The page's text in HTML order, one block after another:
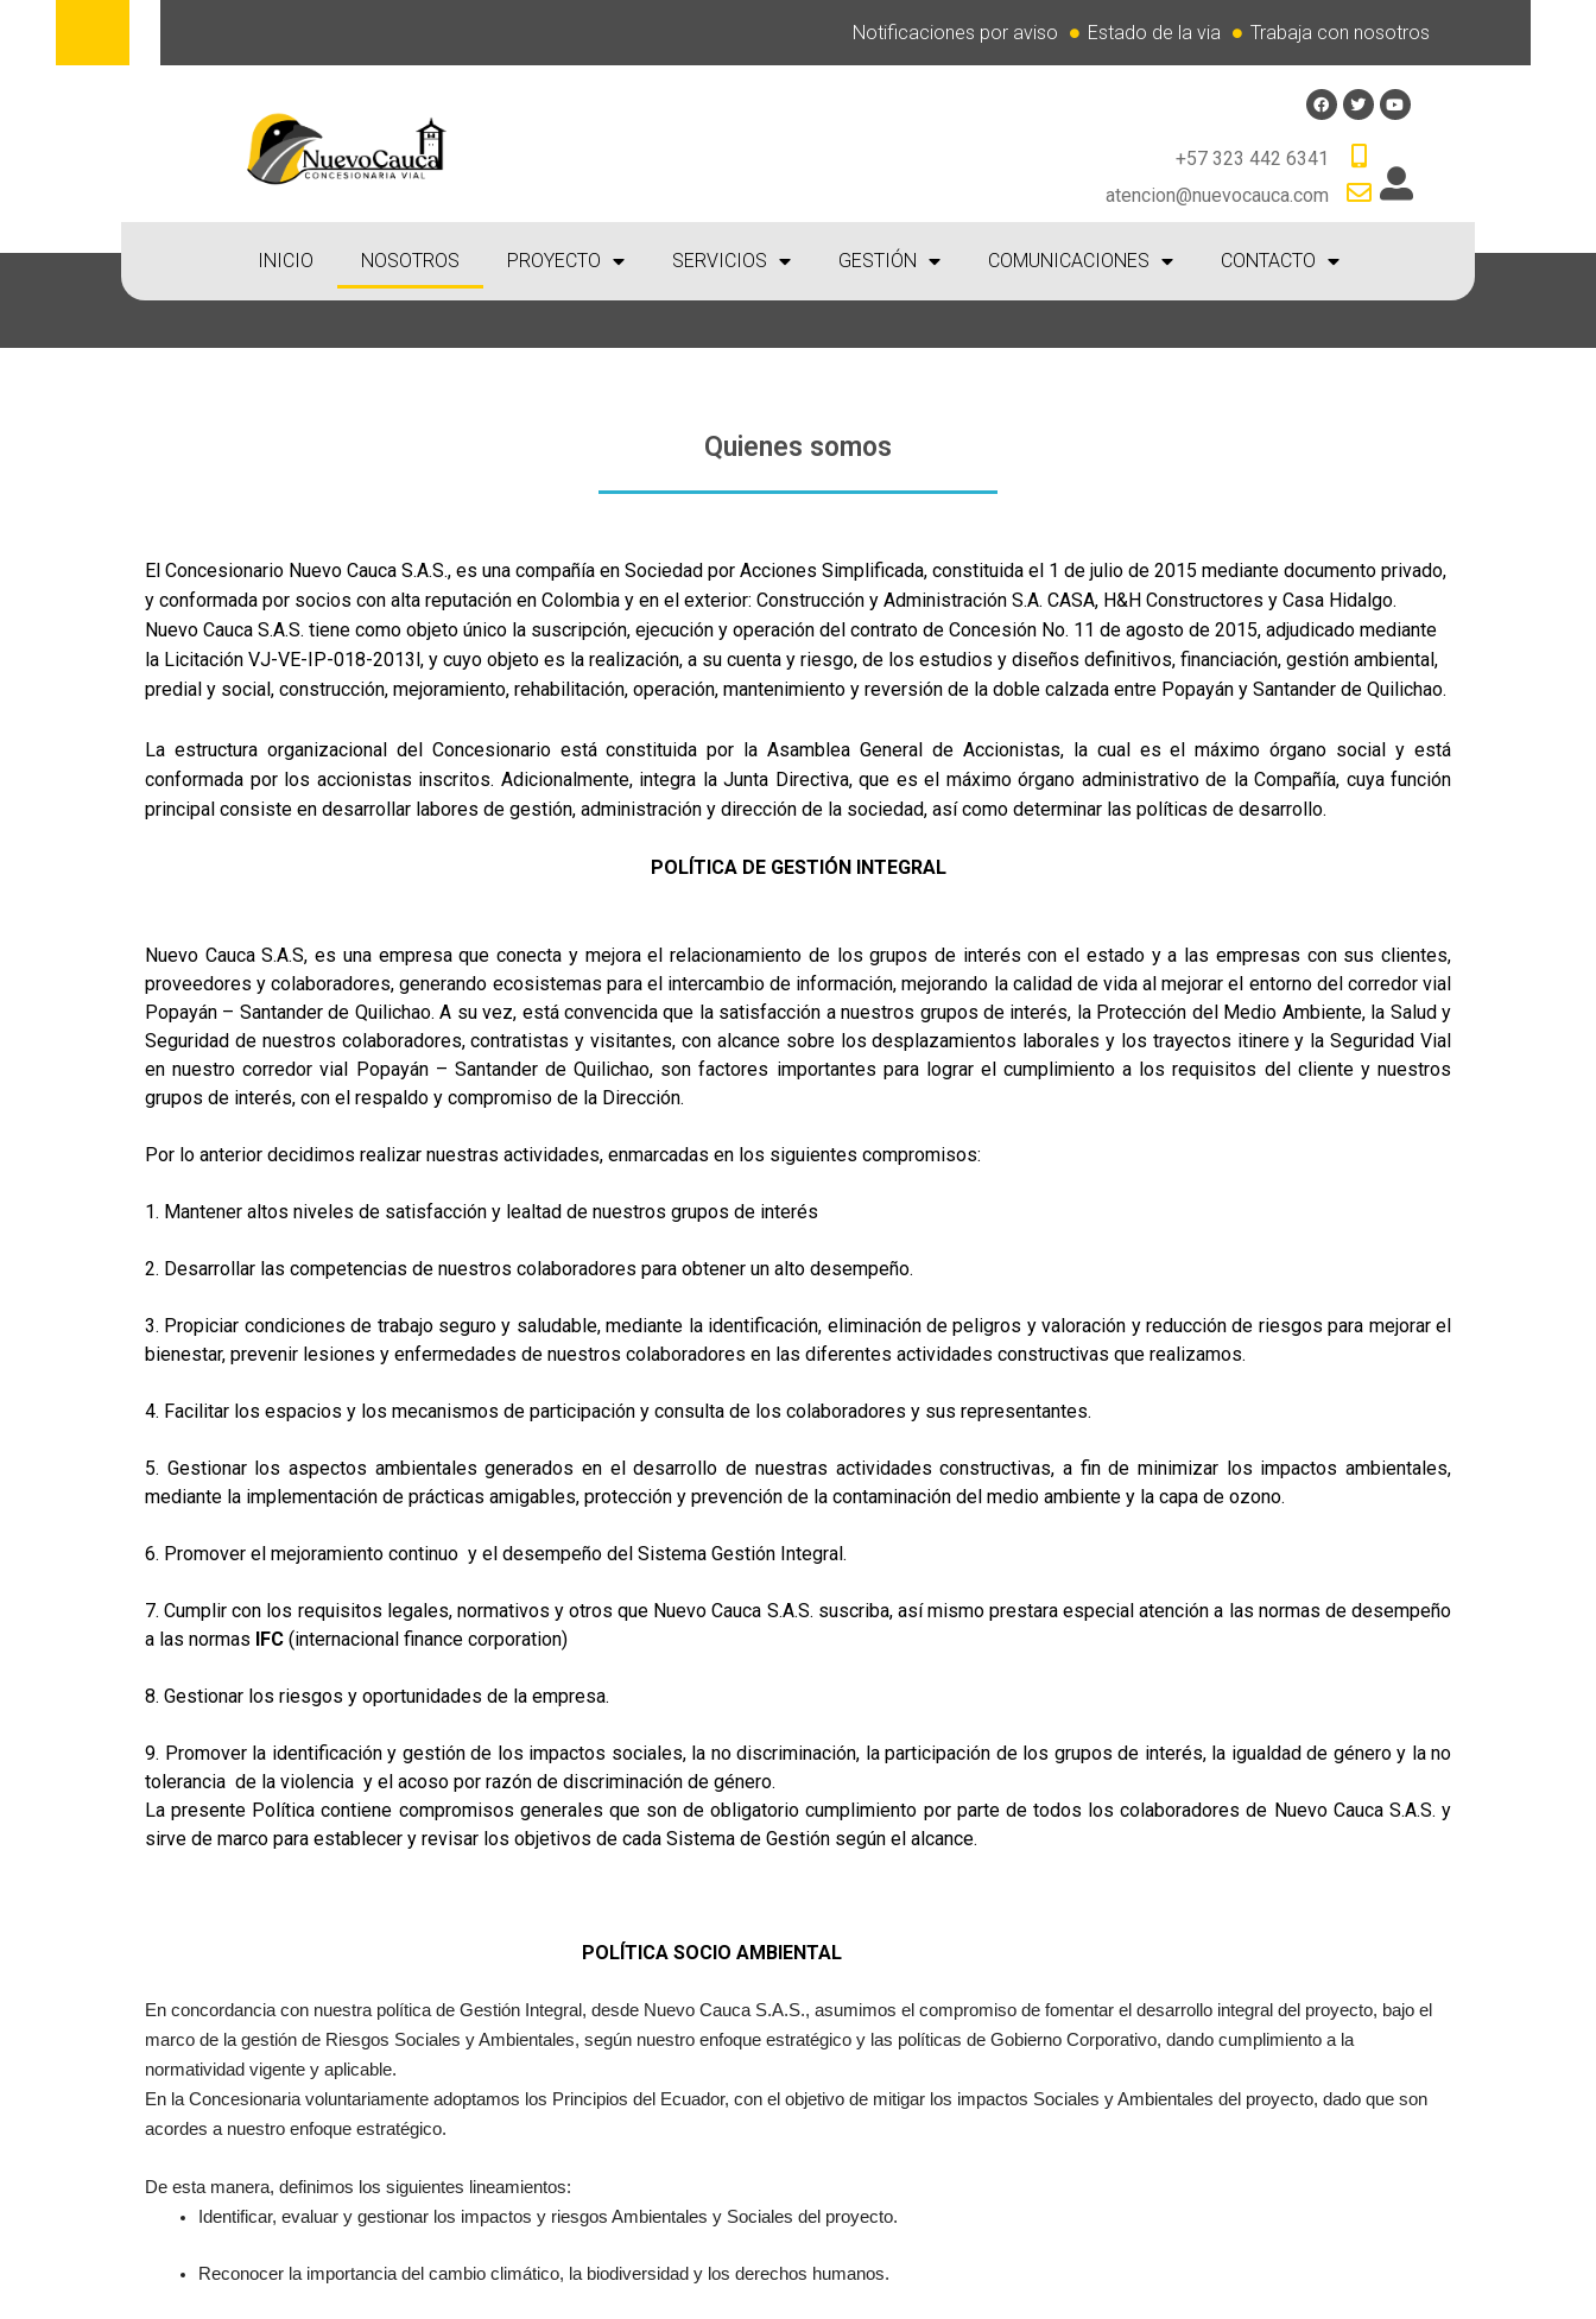
Notificaciones por aviso Estado de la via Trabaja con nosotros
+57 323 442 6341
atencion@nuevocauca.com
INICIO NOSOTROS PROYECTO SERVICIOS GESTIÓN COMUNICACIONES CONTACTO
Quienes somos
El Concesionario Nuevo Cauca S.A.S., es una compañía en Sociedad por Acciones Simplificada, constituida el 1 de julio de 2015 mediante documento privado,
y conformada por socios con alta reputación en Colombia y en el exterior: Construcción y Administración S.A. CASA, H&H Constructores y Casa Hidalgo.
Nuevo Cauca S.A.S. tiene como objeto único la suscripción, ejecución y operación del contrato de Concesión No. 11 de agosto de 2015, adjudicado mediante
la Licitación VJ-VE-IP-018-2013l, y cuyo objeto es la realización, a su cuenta y riesgo, de los estudios y diseños definitivos, financiación, gestión ambiental,
predial y social, construcción, mejoramiento, rehabilitación, operación, mantenimiento y reversión de la doble calzada entre Popayán y Santander de Quilichao.
La estructura organizacional del Concesionario está constituida por la Asamblea General de Accionistas, la cual es el máximo órgano social y está
conformada por los accionistas inscritos. Adicionalmente, integra la Junta Directiva, que es el máximo órgano administrativo de la Compañía, cuya función
principal consiste en desarrollar labores de gestión, administración y dirección de la sociedad, así como determinar las políticas de desarrollo.
POLÍTICA DE GESTIÓN INTEGRAL
Nuevo Cauca S.A.S, es una empresa que conecta y mejora el relacionamiento de los grupos de interés con el estado y a las empresas con sus clientes,
proveedores y colaboradores, generando ecosistemas para el intercambio de información, mejorando la calidad de vida al mejorar el entorno del corredor vial
Popayán – Santander de Quilichao. A su vez, está convencida que la satisfacción a nuestros grupos de interés, la Protección del Medio Ambiente, la Salud y
Seguridad de nuestros colaboradores, contratistas y visitantes, con alcance sobre los desplazamientos laborales y los trayectos itinere y la Seguridad Vial
en nuestro corredor vial Popayán – Santander de Quilichao, son factores importantes para lograr el cumplimiento a los requisitos del cliente y nuestros
grupos de interés, con el respaldo y compromiso de la Dirección.
Por lo anterior decidimos realizar nuestras actividades, enmarcadas en los siguientes compromisos:
1. Mantener altos niveles de satisfacción y lealtad de nuestros grupos de interés
2. Desarrollar las competencias de nuestros colaboradores para obtener un alto desempeño.
3. Propiciar condiciones de trabajo seguro y saludable, mediante la identificación, eliminación de peligros y valoración y reducción de riesgos para mejorar el
bienestar, prevenir lesiones y enfermedades de nuestros colaboradores en las diferentes actividades constructivas que realizamos.
4. Facilitar los espacios y los mecanismos de participación y consulta de los colaboradores y sus representantes.
5. Gestionar los aspectos ambientales generados en el desarrollo de nuestras actividades constructivas, a fin de minimizar los impactos ambientales,
mediante la implementación de prácticas amigables, protección y prevención de la contaminación del medio ambiente y la capa de ozono.
6. Promover el mejoramiento continuo y el desempeño del Sistema Gestión Integral.
7. Cumplir con los requisitos legales, normativos y otros que Nuevo Cauca S.A.S. suscriba, así mismo prestara especial atención a las normas de desempeño
a las normas IFC (internacional finance corporation)
8. Gestionar los riesgos y oportunidades de la empresa.
9. Promover la identificación y gestión de los impactos sociales, la no discriminación, la participación de los grupos de interés, la igualdad de género y la no
tolerancia de la violencia y el acoso por razón de discriminación de género.
La presente Política contiene compromisos generales que son de obligatorio cumplimiento por parte de todos los colaboradores de Nuevo Cauca S.A.S. y
sirve de marco para establecer y revisar los objetivos de cada Sistema de Gestión según el alcance.
POLÍTICA SOCIO AMBIENTAL
En concordancia con nuestra política de Gestión Integral, desde Nuevo Cauca S.A.S., asumimos el compromiso de fomentar el desarrollo integral del proyecto, bajo el
marco de la gestión de Riesgos Sociales y Ambientales, según nuestro enfoque estratégico y las políticas de Gobierno Corporativo, dando cumplimiento a la
normatividad vigente y aplicable.
En la Concesionaria voluntariamente adoptamos los Principios del Ecuador, con el objetivo de mitigar los impactos Sociales y Ambientales del proyecto, dado que son
acordes a nuestro enfoque estratégico.
De esta manera, definimos los siguientes lineamientos:
Identificar, evaluar y gestionar los impactos y riesgos Ambientales y Sociales del proyecto.
Reconocer la importancia del cambio climático, la biodiversidad y los derechos humanos.